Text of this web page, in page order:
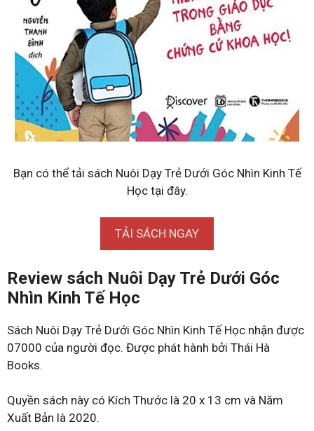
Bạn có thể tải sách Nuôi Dạy Trẻ Dưới Góc Nhìn Kinh Tế
Học tại đây.
TẢI SÁCH NGAY
Review sách Nuôi Dạy Trẻ Dưới Góc
Nhìn Kinh Tế Học
Sách Nuôi Dạy Trẻ Dưới Góc Nhìn Kinh Tế Học nhận được
07000 của người đọc. Được phát hành bởi Thái Hà
Books.
Quyền sách này có Kích Thước là 20 x 13 cm và Năm
Xuất Bản là 2020.